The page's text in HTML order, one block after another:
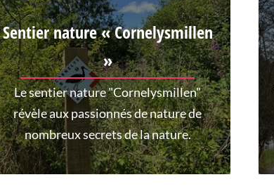
Sentier nature « Cornelysmillen
»
Le sentier nature "Cornelysmillen"
révèle aux passionnés de nature de
nombreux secrets de la nature.